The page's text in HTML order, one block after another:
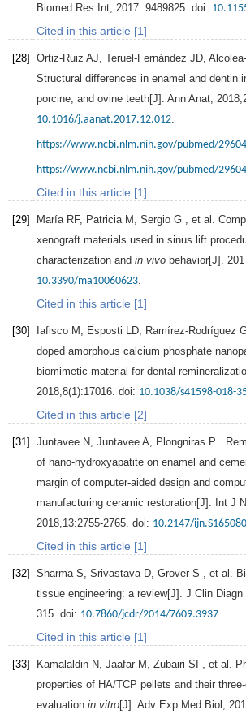
Biomed Res Int 2017: 9489825 . doi:
Cited in this article [1]
[28] Ortiz-Ruiz AJ Teruel-Fernández JD
Structural differences in enamel and dentin
porcine, and ovine teeth[J]. Ann Anat 2018
10.1016/j.aanat.2017.12.012
https://www.ncbi.nlm.nih.gov/pubmed/
https://www.ncbi.nlm.nih.gov/pubmed/
Cited in this article [1]
[29] María RF, Patricia M Sergio G , et al.
xenograft materials used in sinus lift
characterization and in vivo behavior[J].
10.3390/ma10060623
Cited in this article [1]
[30] Iafisco M Esposti LD Ramírez-Rodríguez
doped amorphous calcium phosphate
biomimetic material for dental
2018 8(1):17016. doi: 10.1038/s41598-018-
Cited in this article [2]
[31] Juntavee N Juntavee A Plongniras P .
of nano-hydroxyapatite on enamel and
margin of computer-aided design and
manufacturing ceramic restoration[J]. Int J
2018 13:2755-2765. doi: 10.2147/ijn.S165080
Cited in this article [1]
[32] Sharma S Srivastava D Grover S , et al.
tissue engineering: a review[J]. J Clin Diagn
315. doi: 10.7860/jcdr/2014/7609.3937
Cited in this article [1]
[33] Kamalaldin N Jaafar M Zubairi SI , et al.
properties of HA/TCP pellets and their
evaluation in vitro[J]. Adv Exp Med Biol